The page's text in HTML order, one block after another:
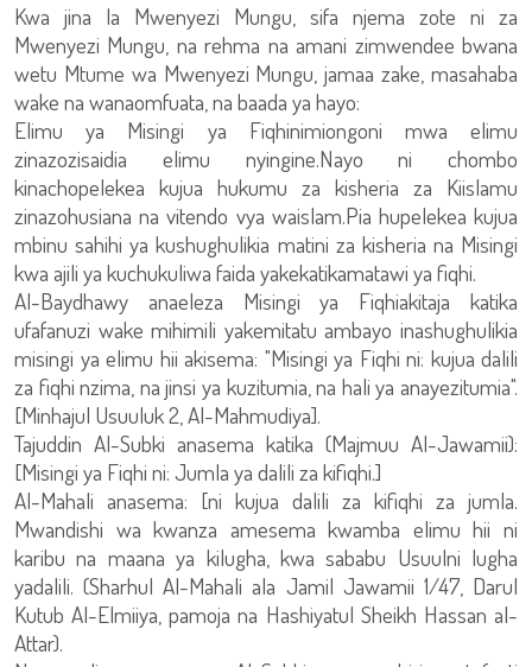
Kwa jina la Mwenyezi Mungu, sifa njema zote ni za
Mwenyezi Mungu, na rehma na amani zimwendee bwana
wetu Mtume wa Mwenyezi Mungu, jamaa zake, masahaba
wake na wanaomfuata, na baada ya hayo:
Elimu ya Misingi ya Fiqhinimiongoni mwa elimu
zinazozisaidia elimu nyingine.Nayo ni chombo
kinachopelekea kujua hukumu za kisheria za Kiislamu
zinazohusiana na vitendo vya waislam.Pia hupelekea kujua
mbinu sahihi ya kushughulikia matini za kisheria na Misingi
kwa ajili ya kuchukuliwa faida yakekatikamatawi ya fiqhi.
Al-Baydhawy anaeleza Misingi ya Fiqhiakitaja katika
ufafanuzi wake mihimili yakemitatu ambayo inashughulikia
misingi ya elimu hii akisema: "Misingi ya Fiqhi ni: kujua dalili
za fiqhi nzima, na jinsi ya kuzitumia, na hali ya anayezitumia".
[Minhajul Usuuluk 2, Al-Mahmudiya].
Tajuddin Al-Subki anasema katika (Majmuu Al-Jawamii):
[Misingi ya Fiqhi ni: Jumla ya dalili za kifiqhi.]
Al-Mahali anasema: [ni kujua dalili za kifiqhi za jumla.
Mwandishi wa kwanza amesema kwamba elimu hii ni
karibu na maana ya kilugha, kwa sababu Usuulni lugha
yadalili. (Sharhul Al-Mahali ala Jamil Jawamii 1/47, Darul
Kutub Al-Elmiiya, pamoja na Hashiyatul Sheikh Hassan al-
Attar).